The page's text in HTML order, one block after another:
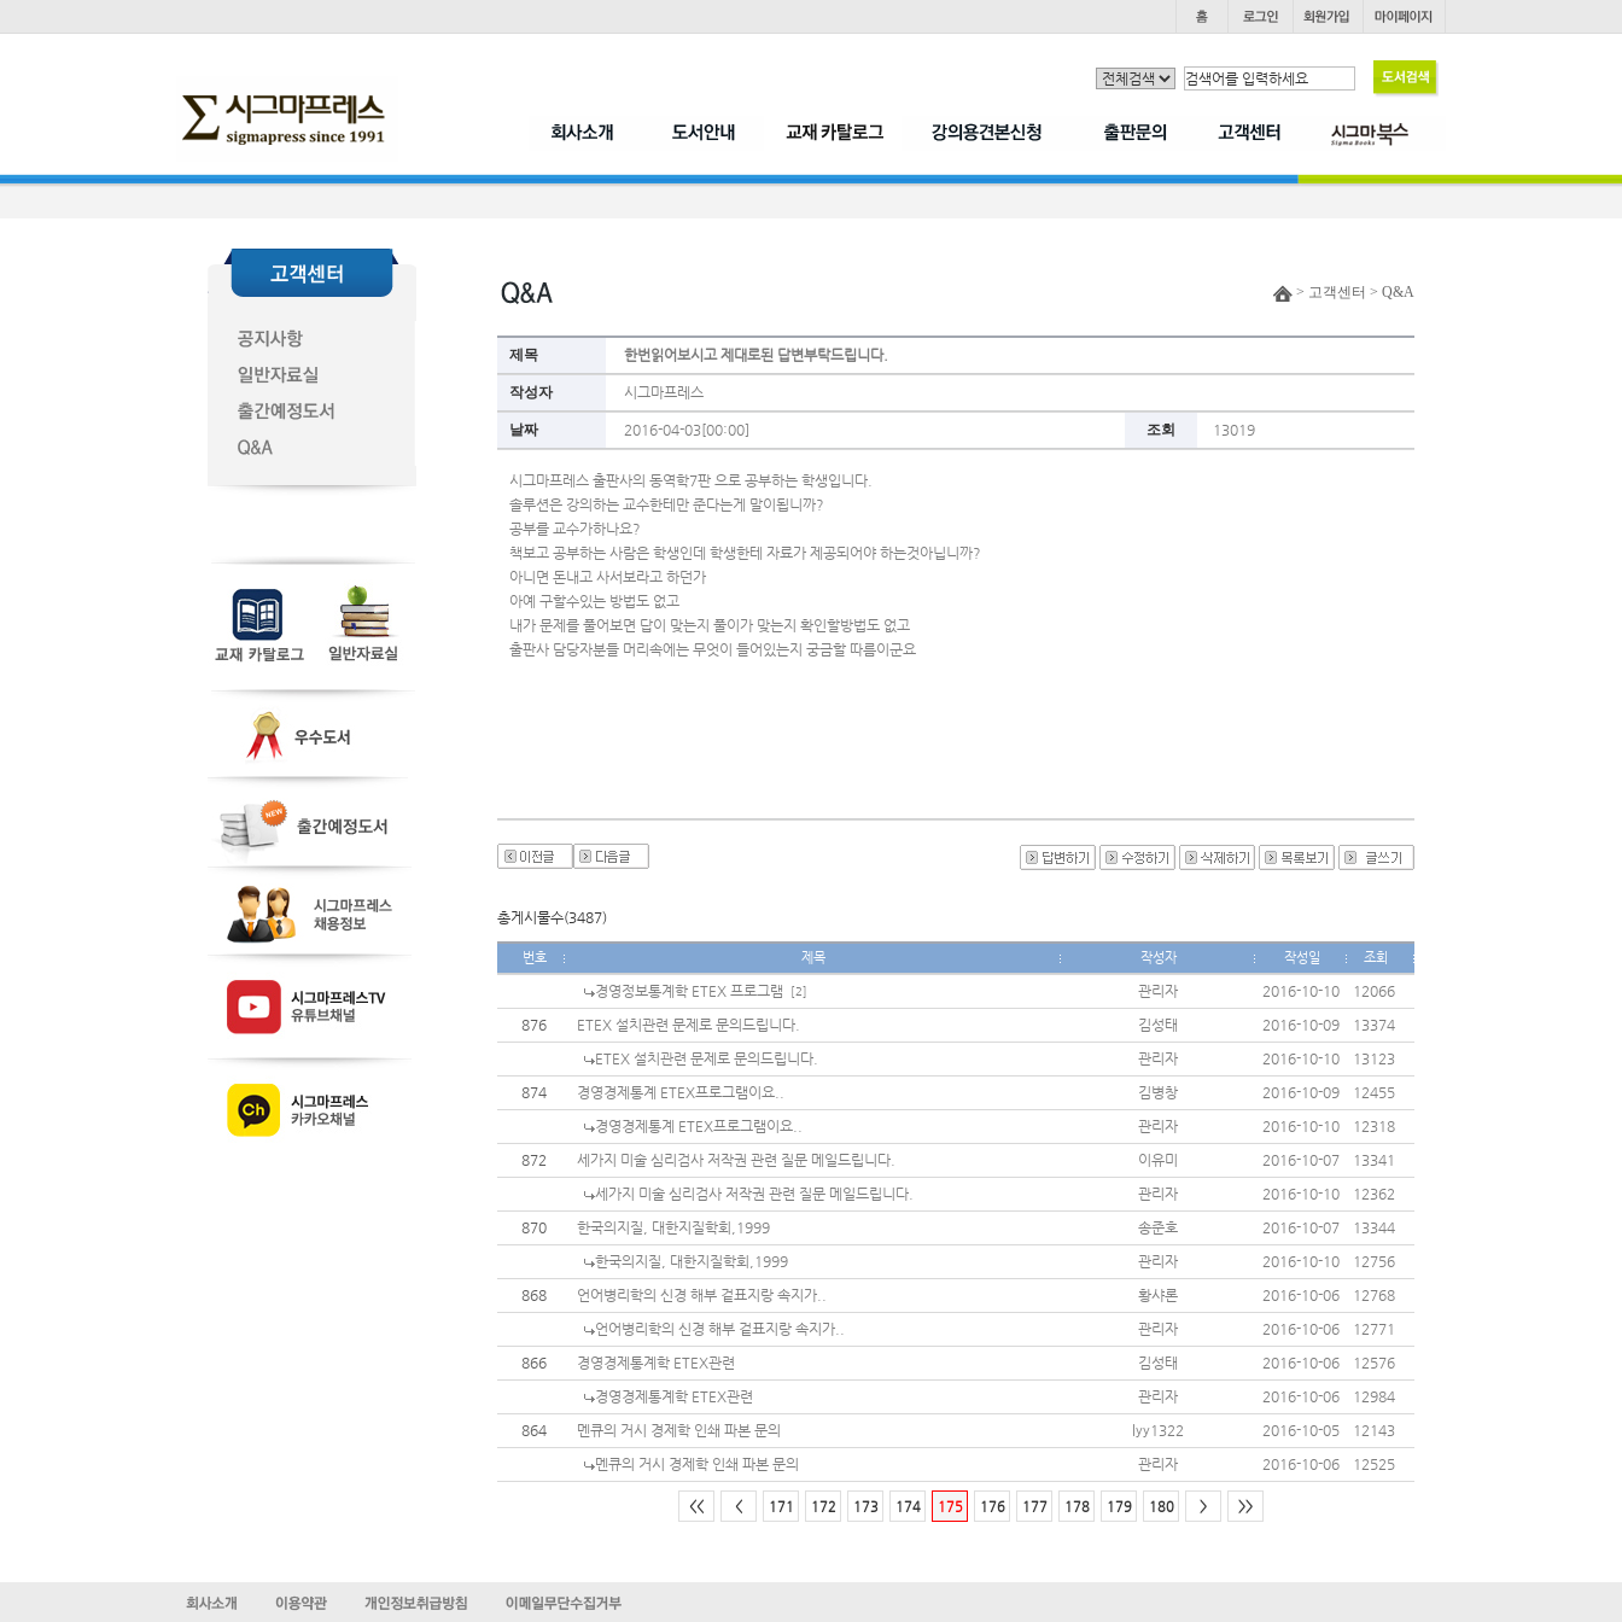
> 고객센터 > Q&A
제목 한번읽어보시고 제대로된 답변부탁드립니다.
작성자 시그마프레스
날짜 2016-04-03[00:00] 조회 13019
시그마프레스 출판사의 동역학7판 으로 공부하는 학생입니다.
솔루션은 강의하는 교수한테만 준다는게 말이됩니까?
공부를 교수가하나요?
책보고 공부하는 사람은 학생인데 학생한테 자료가 제공되어야 하는것아닙니까?
아니면 돈내고 사서보라고 하던가
아예 구할수있는 방법도 없고
내가 문제를 풀어보면 답이 맞는지 풀이가 맞는지 확인할방법도 없고
출판사 담당자분들 머리속에는 무엇이 들어있는지 궁금할 따름이군요
총게시물수(3487)
번호 제목 작성자 작성일 조회
경영정보통계학 ETEX 프로그램 [2] 관리자 2016-10-10
12066
876
ETEX 설치관련 문제로 문의드립니다. 김성태 2016-10-09
13374
ETEX 설치관련 문제로 문의드립니다.
관리자 2016-10-10
13123
874
경영경제통계 ETEX프로그램이요.. 김병창 2016-10-09
12455
경영경제통계 ETEX프로그램이요..
관리자 2016-10-10
12318
872
세가지 미술 심리검사 저작권 관련 질문 메일드립니다. 이유미 2016-10-07
13341
세가지 미술 심리검사 저작권 관련 질문 메일드립니다.
관리자 2016-10-10
12362
870
한국의지질, 대한지질학회,1999 송준호 2016-10-07
13344
한국의지질, 대한지질학회,1999
관리자 2016-10-10
12756
868
언어병리학의 신경 해부 겉표지랑 속지가.. 황샤론 2016-10-06
12768
언어병리학의 신경 해부 겉표지랑 속지가..
관리자 2016-10-06
12771
866
경영경제통계학 ETEX관련 김성태 2016-10-06
12576
경영경제통계학 ETEX관련
관리자 2016-10-06
12984
864
멘큐의 거시 경제학 인쇄 파본 문의 lyy1322 2016-10-05
12143
멘큐의 거시 경제학 인쇄 파본 문의
관리자 2016-10-06 12525
<< < 171 172 173 174 175 176 177 178 179 180 > >>